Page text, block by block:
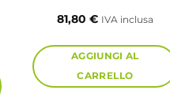
81,80 € IVA inclusa
AGGIUNGI AL
CARRELLO